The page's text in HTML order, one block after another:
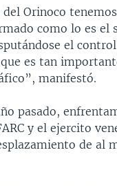
del Orinoco
como lo es el
el
es tan
manifestó.
pasado,
y el ejercito
de al